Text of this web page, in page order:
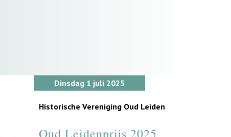
Dinsdag 1 juli 2025
Historische Vereniging Oud Leiden
Oud Leidenprijs 2025